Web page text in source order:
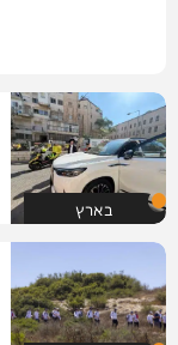
בארץ